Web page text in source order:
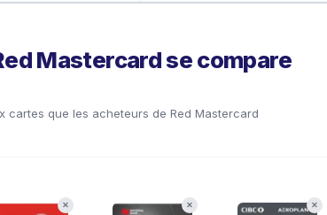
Mastercard se compare
cartes que les acheteurs de Red Mastercard
✕ ✕ ✕